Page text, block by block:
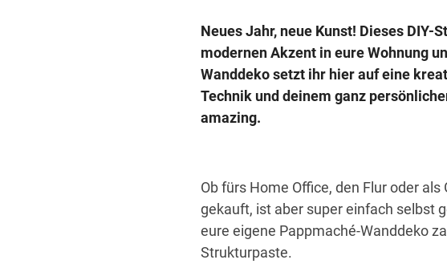
Neues Jahr, neue Kunst! Dieses
modernen Akzent in eure Wohnung
Wanddeko setzt ihr hier auf eine
Technik und deinem ganz
amazing.
Ob fürs Home Office, den Flur oder
gekauft, ist aber super einfach selbst
eure eigene Pappmaché-Wanddeko
Strukturpaste.